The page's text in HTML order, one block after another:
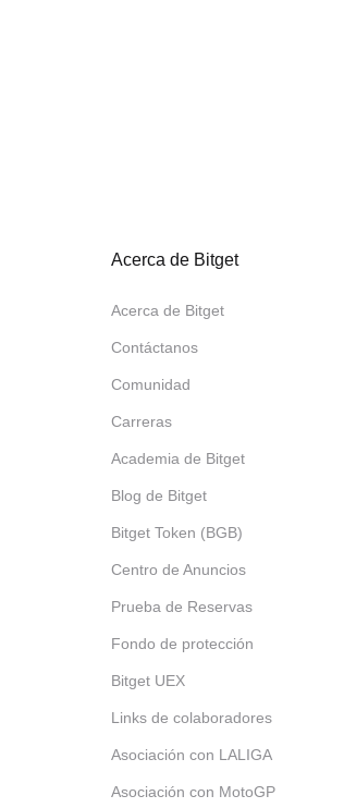
Acerca de Bitget
Acerca de Bitget
Contáctanos
Comunidad
Carreras
Academia de Bitget
Blog de Bitget
Bitget Token (BGB)
Centro de Anuncios
Prueba de Reservas
Fondo de protección
Bitget UEX
Links de colaboradores
Asociación con LALIGA
Asociación con MotoGP